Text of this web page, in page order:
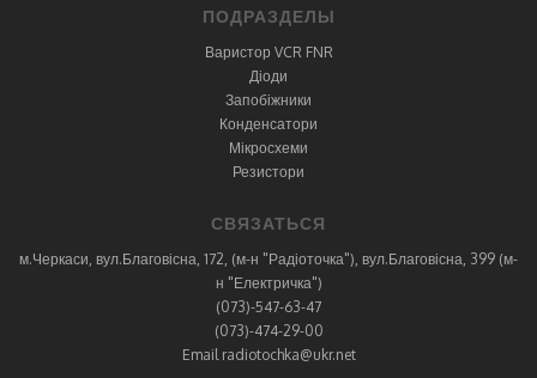
ПОДРАЗДЕЛЫ
Варистор VCR FNR
Діоди
Запобіжники
Конденсатори
Мікросхеми
Резистори
СВЯЗАТЬСЯ
м.Черкаси, вул.Благовісна, 172, (м-н "Радіоточка"), вул.Благовісна, 399 (м-
н "Електричка")
(073)-547-63-47
(073)-474-29-00
Email radiotochka@ukr.net